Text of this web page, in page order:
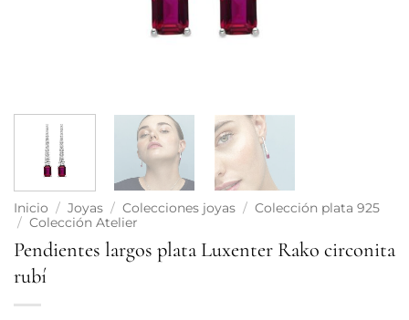
Inicio / Joyas / Colecciones joyas / Colección plata 925
/ Colección Atelier
Pendientes largos plata Luxenter Rako circonita
rubí